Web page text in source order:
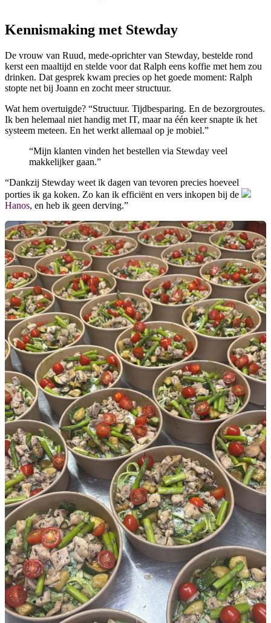
Kennismaking met Stewday
De vrouw van Ruud, mede-oprichter van Stewday, bestelde rond
kerst een maaltijd en stelde voor dat Ralph eens koffie met hem zou
drinken. Dat gesprek kwam precies op het goede moment: Ralph
stopte net bij Joann en zocht meer structuur.
Wat hem overtuigde? “Structuur. Tijdbesparing. En de bezorgroutes.
Ik ben helemaal niet handig met IT, maar na één keer snapte ik het
systeem meteen. En het werkt allemaal op je mobiel.”
“Mijn klanten vinden het bestellen via Stewday veel
makkelijker gaan.”
“Dankzij Stewday weet ik dagen van tevoren precies hoeveel
porties ik ga koken. Zo kan ik efficiënt en vers inkopen bij de
Hanos, en heb ik geen derving.”